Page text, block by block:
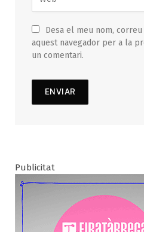
Desa el meu nom,
aquest navegador per a la
un comentari.
Publicitat